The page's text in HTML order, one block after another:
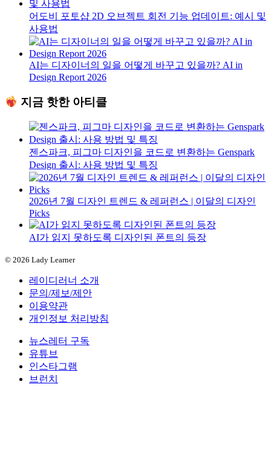
어도비 포토샵 2D 오브젝트 회전 기능 업데이트: 예시 및
사용법
AI는 디자이너의 일을 어떻게 바꾸고 있을까? AI in
Design Report 2026
지금 핫한 아티클
젠스파크, 피그마 디자인을 코드로 변환하는 Genspark
Design 출시: 사용 방법 및 특징
2026년 7월 디자인 트렌드 & 레퍼런스 | 이달의 디자인
Picks
AI가 읽지 못하도록 디자인된 폰트의 등장
© 2026 Lady Learner
레이디러너 소개
문의/제보/제안
이용약관
개인정보 처리방침
뉴스레터 구독
유튜브
인스타그램
브런치